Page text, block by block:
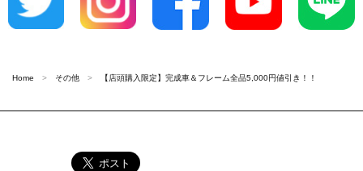
Home その他 【店頭購入限定】完成車＆フレーム全品5,000円値引き！！